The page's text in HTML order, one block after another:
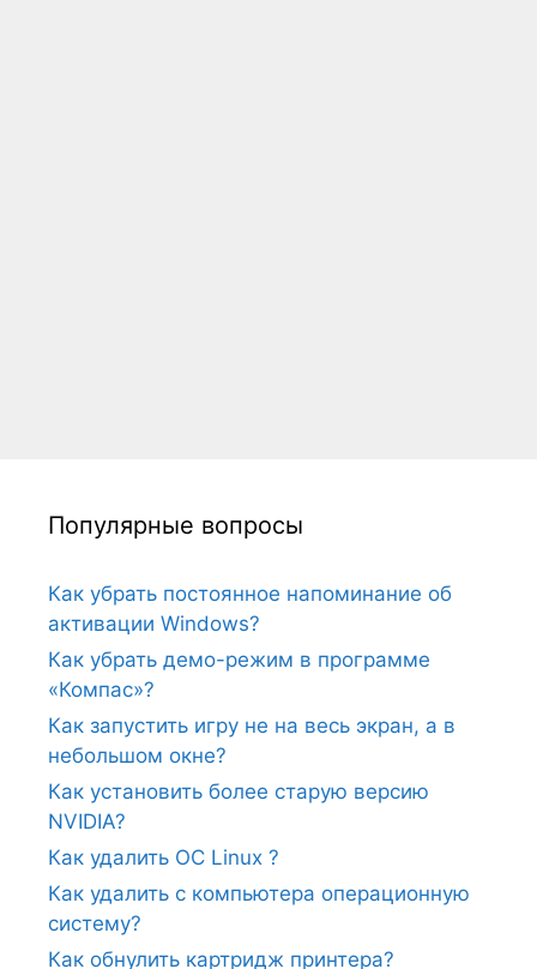
Популярные вопросы
Как убрать постоянное напоминание об
активации Windows?
Как убрать демо-режим в программе
«Компас»?
Как запустить игру не на весь экран, а в
небольшом окне?
Как установить более старую версию
NVIDIA?
Как удалить ОС Linux ?
Как удалить с компьютера операционную
систему?
Как обнулить картридж принтера?